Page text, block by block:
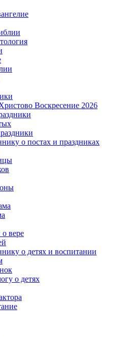
Воскресение 2026
о постах и праздниках
вере
о детях и воспитании
о детях